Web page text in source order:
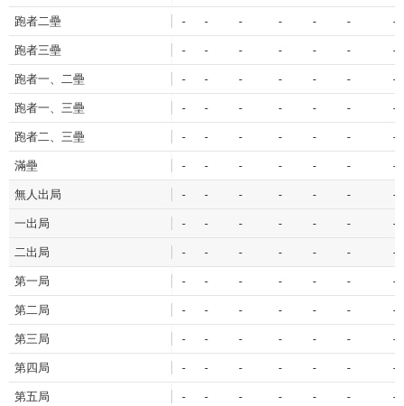
跑者二壘 - - - - - - -
跑者三壘 - - - - - - -
跑者一、二壘 - - - - - - -
跑者一、三壘 - - - - - - -
跑者二、三壘 - - - - - - -
滿壘 - - - - - - -
無人出局 - - - - - - -
一出局 - - - - - - -
二出局 - - - - - - -
第一局 - - - - - - -
第二局 - - - - - - -
第三局 - - - - - - -
第四局 - - - - - - -
第五局 - - - - - - -